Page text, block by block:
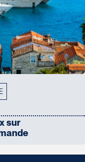
sur